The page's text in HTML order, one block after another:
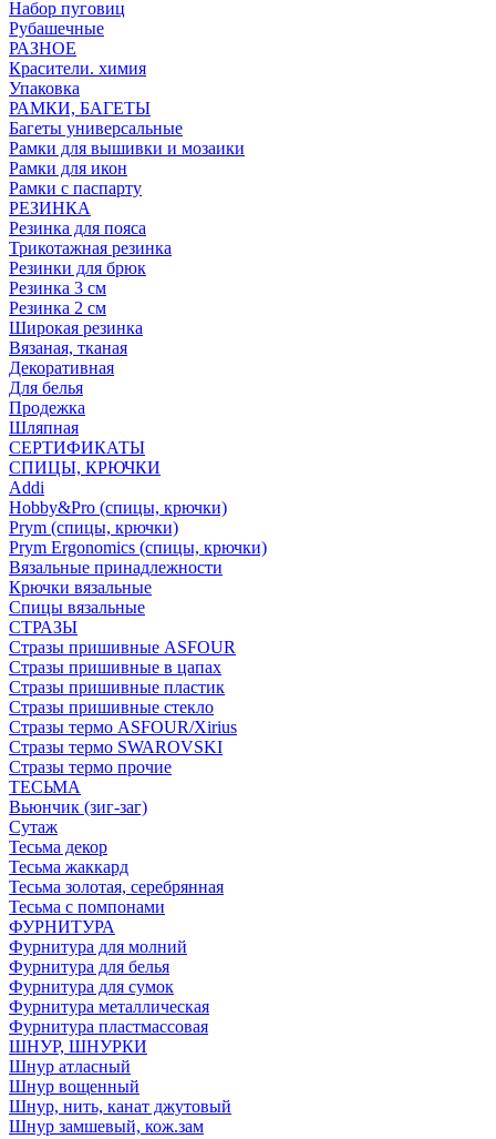
Набор пуговиц
Рубашечные
РАЗНОЕ
Красители. химия
Упаковка
РАМКИ, БАГЕТЫ
Багеты универсальные
Рамки для вышивки и мозаики
Рамки для икон
Рамки с паспарту
РЕЗИНКА
Резинка для пояса
Трикотажная резинка
Резинки для брюк
Резинка 3 см
Резинка 2 см
Широкая резинка
Вязаная, тканая
Декоративная
Для белья
Продежка
Шляпная
СЕРТИФИКАТЫ
СПИЦЫ, КРЮЧКИ
Addi
Hobby&Pro (спицы, крючки)
Prym (спицы, крючки)
Prym Ergonomics (спицы, крючки)
Вязальные принадлежности
Крючки вязальные
Спицы вязальные
СТРАЗЫ
Стразы пришивные ASFOUR
Стразы пришивные в цапах
Стразы пришивные пластик
Стразы пришивные стекло
Стразы термо ASFOUR/Xirius
Стразы термо SWAROVSKI
Стразы термо прочие
ТЕСЬМА
Вьюнчик (зиг-заг)
Сутаж
Тесьма декор
Тесьма жаккард
Тесьма золотая, серебрянная
Тесьма с помпонами
ФУРНИТУРА
Фурнитура для молний
Фурнитура для белья
Фурнитура для сумок
Фурнитура металлическая
Фурнитура пластмассовая
ШНУР, ШНУРКИ
Шнур атласный
Шнур вощенный
Шнур, нить, канат джутовый
Шнур замшевый, кож.зам